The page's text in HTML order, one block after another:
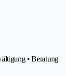
• Beratung